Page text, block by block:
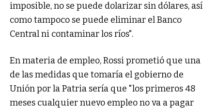
imposible, no se puede dolarizar sin dólares, así
como tampoco se puede eliminar el Banco
Central ni contaminar los ríos".
En materia de empleo, Rossi prometió que una
de las medidas que tomaría el gobierno de
Unión por la Patria sería que "los primeros 48
meses cualquier nuevo empleo no va a pagar